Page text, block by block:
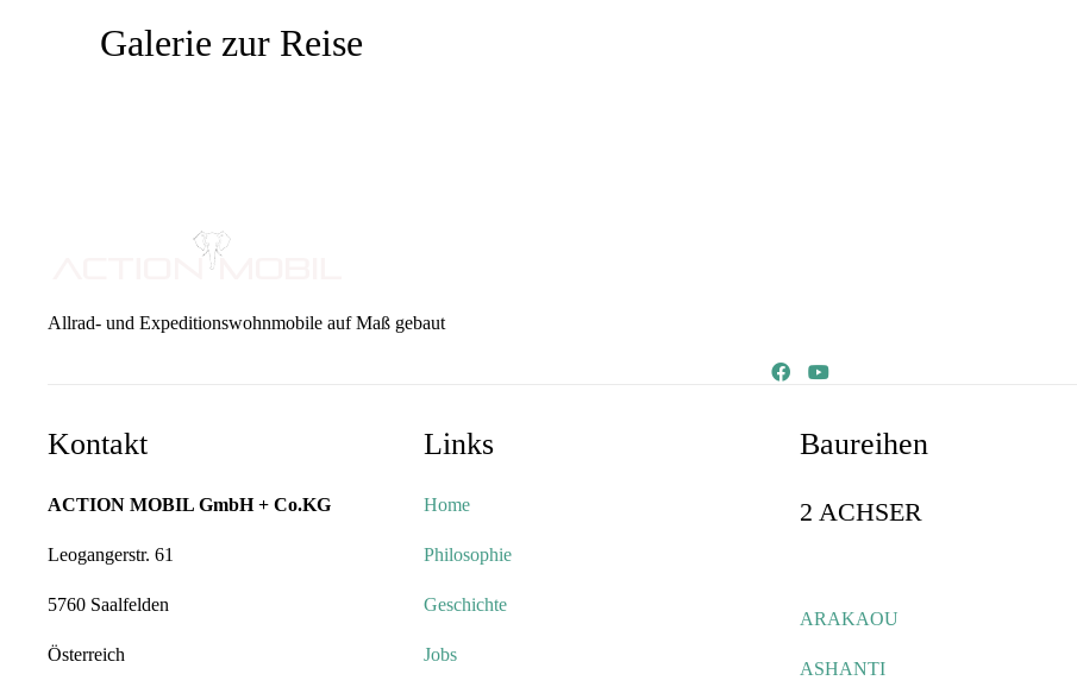
Galerie zur Reise
Allrad- und Expeditionswohnmobile auf Maß gebaut
Kontakt
ACTION MOBIL GmbH + Co.KG
Leogangerstr. 61
5760 Saalfelden
Österreich
Links
Home
Philosophie
Geschichte
Jobs
Baureihen
2 ACHSER
ARAKAOU
ASHANTI